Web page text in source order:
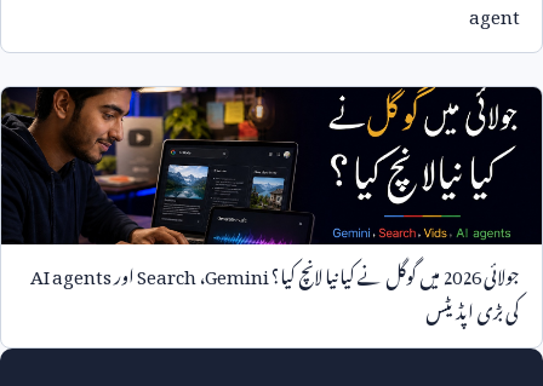
agent
جولائی2026میں گوگل نے کیا نیا لانچ کیا؟Gemini،SearchاورAI agents
کی بڑی اپڈیٹس